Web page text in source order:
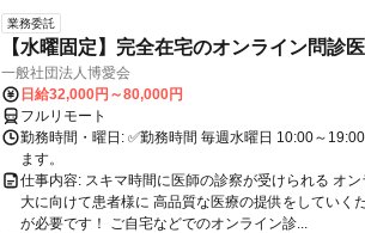
業務委託
【水曜固定】完全在宅のオンライン問診
一般社団法人博愛会
日給32,000円～80,000円
フルリモート
勤務時間・曜日: ✅勤務時間 毎週水曜日 10:00～
ます。
仕事内容: スキマ時間に医師の診察が受けられる オ
大に向けて患者様に 高品質な医療の提供をしていく
が必要です！ ご自宅などでのオンライン診...